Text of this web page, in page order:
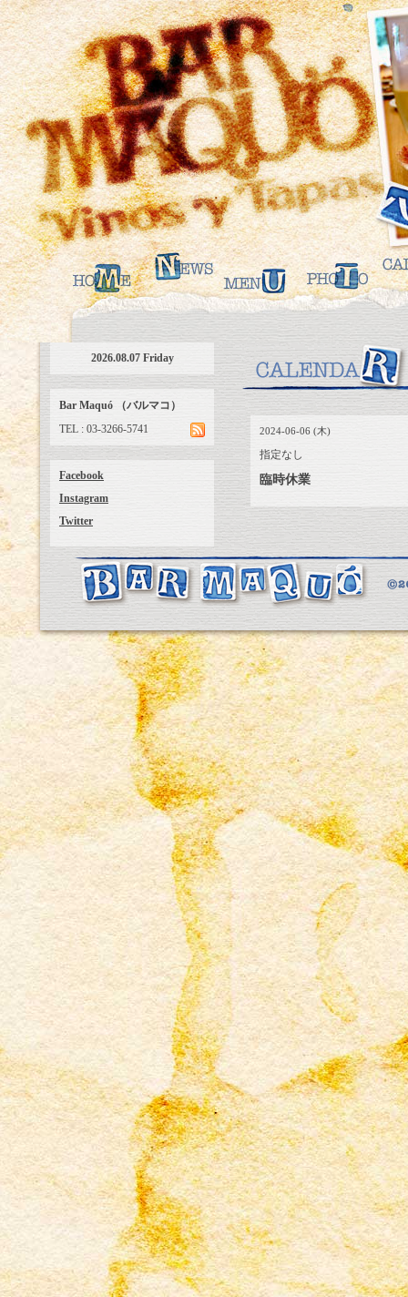
2024-06-06 (木)
指定なし
臨時休業
2026.08.07 Friday
Bar Maquó （バルマコ）
TEL : 03-3266-5741
Facebook
Instagram
Twitter